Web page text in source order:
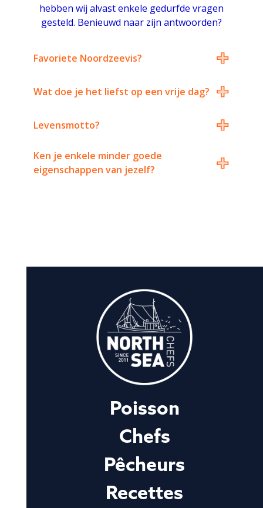
hebben wij alvast enkele gedurfde vragen
gesteld. Benieuwd naar zijn antwoorden?
Favoriete Noordzeevis? +
Wat doe je het liefst op een vrije dag? +
Levensmotto? +
Ken je enkele minder goede
eigenschappen van jezelf?
+
Poisson
Chefs
Pêcheurs
Recettes